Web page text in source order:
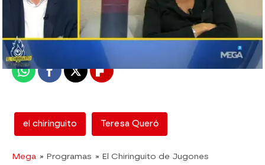
mega
Madrid
Publicado:14 de febrero de 2018, 18:02
WhatsappFacebook
X Flipboard
el chiringuito Teresa Queró
Mega » Programas » El Chiringuito de Jugones